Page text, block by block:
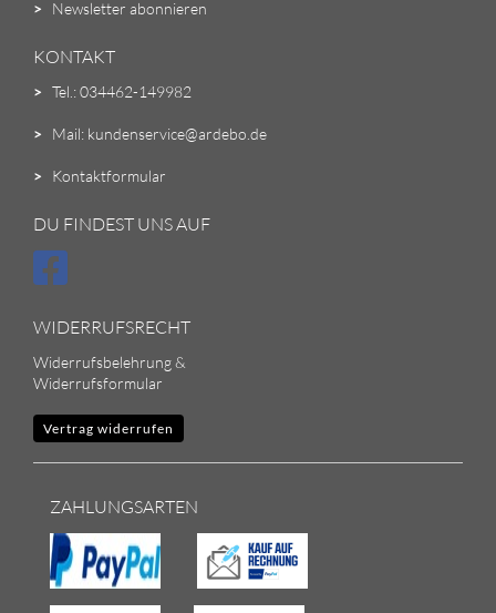
> Newsletter abonnieren
KONTAKT
> Tel.: 034462-149982
> Mail: kundenservice@ardebo.de
> Kontaktformular
DU FINDEST UNS AUF
WIDERRUFSRECHT
Widerrufsbelehrung &
Widerrufsformular
Vertrag widerrufen
ZAHLUNGSARTEN